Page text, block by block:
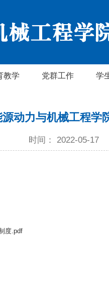
教学 党群工作 学
源动力与机械工程学
时间： 2022-05-17
度.pdf